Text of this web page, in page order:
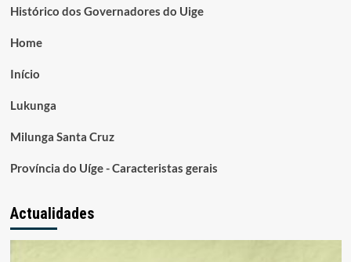
Histórico dos Governadores do Uige
Home
Início
Lukunga
Milunga Santa Cruz
Província do Uíge - Caracteristas gerais
Actualidades